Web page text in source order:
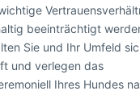
beeinträchtigt
Sie und Ihr Umfeld
und verlegen das
Ihres Hundes